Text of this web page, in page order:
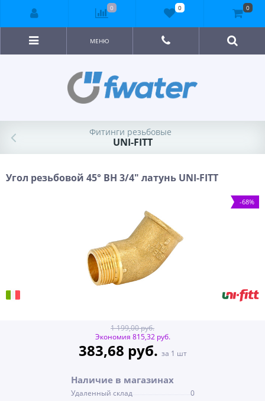
МЕНЮ
Фитинги резьбовые
UNI-FITT
Угол резьбовой 45° ВН 3/4" латунь UNI-FITT
-68%
1 199,00 руб.
Экономия 815,32 руб.
383,68 руб. за 1 шт
Наличие в магазинах
Удаленный склад
0
0 0 0